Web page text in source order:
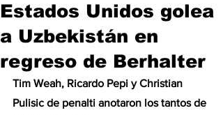
Estados Unidos golea
a Uzbekistán en
regreso de Berhalter
Tim Weah, Ricardo Pepi y Christian
Pulisic de penalti anotaron los tantos de